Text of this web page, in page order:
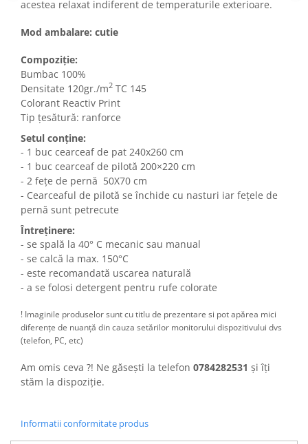
acestea relaxat indiferent de temperaturile exterioare.
Mod ambalare: cutie
Compoziție:
Bumbac 100%
Densitate 120gr./m2 TC 145
Colorant Reactiv Print
Tip țesătură: ranforce
Setul conține:
- 1 buc cearceaf de pat 240x260 cm
- 1 buc cearceaf de pilotă 200×220 cm
- 2 fețe de pernă 50X70 cm
- Cearceaful de pilotă se închide cu nasturi iar fețele de
pernă sunt petrecute
Întreținere:
- se spală la 40° C mecanic sau manual
- se calcă la max. 150°C
- este recomandată uscarea naturală
- a se folosi detergent pentru rufe colorate
! Imaginile produselor sunt cu titlu de prezentare si pot apărea mici
diferențe de nuanță din cauza setărilor monitorului dispozitivului dvs
(telefon, PC, etc)
Am omis ceva ?! Ne găsești la telefon 0784282531 și îți
stăm la dispoziție.
Informatii conformitate produs